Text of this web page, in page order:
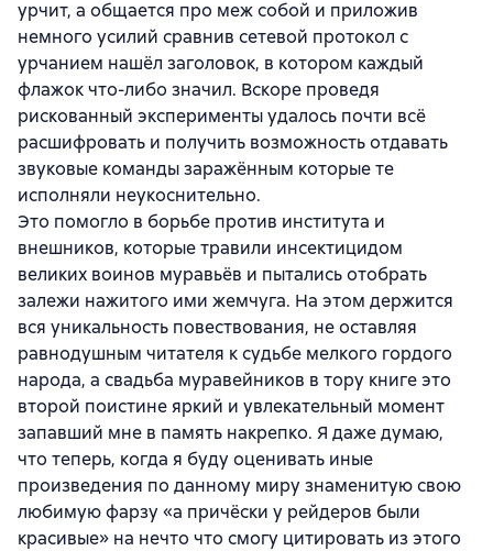
урчит, а общается про меж собой и приложив
немного усилий сравнив сетевой протокол с
урчанием нашёл заголовок, в котором каждый
флажок что-либо значил. Вскоре проведя
рискованный эксперименты удалось почти всё
расшифровать и получить возможность отдавать
звуковые команды заражённым которые те
исполняли неукоснительно.
Это помогло в борьбе против института и
внешников, которые травили инсектицидом
великих воинов муравьёв и пытались отобрать
залежи нажитого ими жемчуга. На этом держится
вся уникальность повествования, не оставляя
равнодушным читателя к судьбе мелкого гордого
народа, а свадьба муравейников в тору книге это
второй поистине яркий и увлекательный момент
запавший мне в память накрепко. Я даже думаю,
что теперь, когда я буду оценивать иные
произведения по данному миру знаменитую свою
любимую фарзу «а причёски у рейдеров были
красивые» на нечто что смогу цитировать из этого